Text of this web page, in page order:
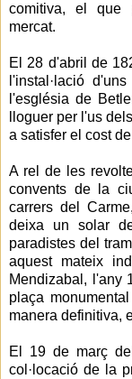
comitiva, el que
mercat.
El 28 d'abril de
l'instal·lació
l'església de
lloguer per l'us
a satisfer el cost
A rel de les
convents de la
carrers del
deixa un solar
paradistes del
aquest mateix
Mendizabal, l'any
plaça
manera definitiva,
El 19 de març
col·locació de la